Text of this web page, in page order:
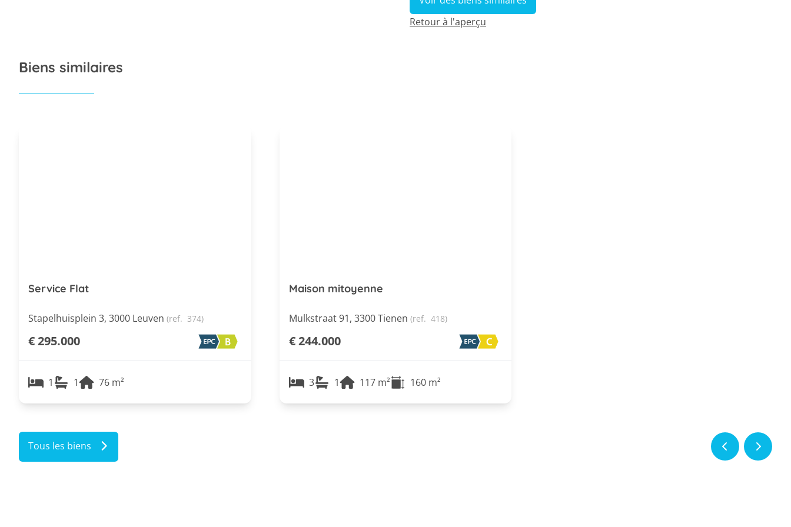
Retour à l'aperçu
Biens similaires
Service Flat
Stapelhuisplein 3, 3000 Leuven (ref. 374)
€ 295.000
1 1 76 m²
Maison mitoyenne
Mulkstraat 91, 3300 Tienen (ref. 418)
€ 244.000
3 1 117 m² 160 m²
Tous les biens